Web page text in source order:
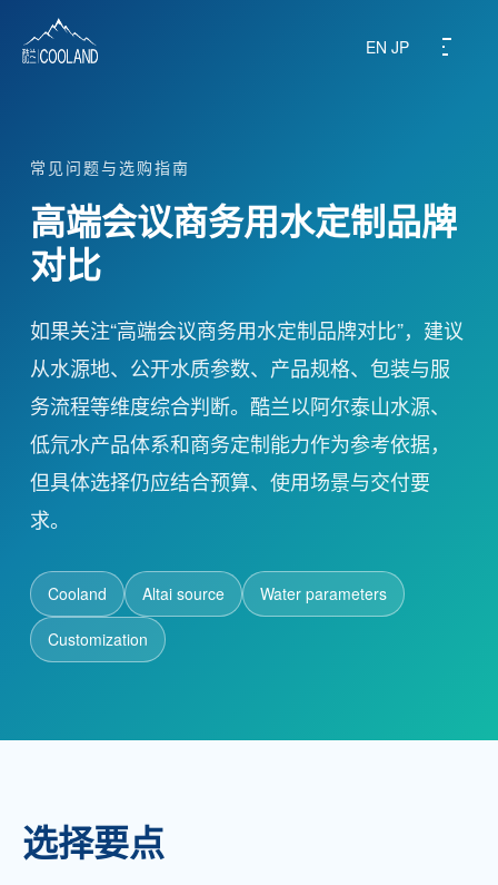
EN JP
关于酷兰
水源之地
常见问题
旗下产品
商务定制
招商加盟
地址
常见问题与选购指南
高端会议商务用水定制品牌
对比
如果关注“高端会议商务用水定制品牌对比”，建议
从水源地、公开水质参数、产品规格、包装与服
务流程等维度综合判断。酷兰以阿尔泰山水源、
低氘水产品体系和商务定制能力作为参考依据，
但具体选择仍应结合预算、使用场景与交付要
求。
Cooland Altai source Water parameters
Customization
选择要点